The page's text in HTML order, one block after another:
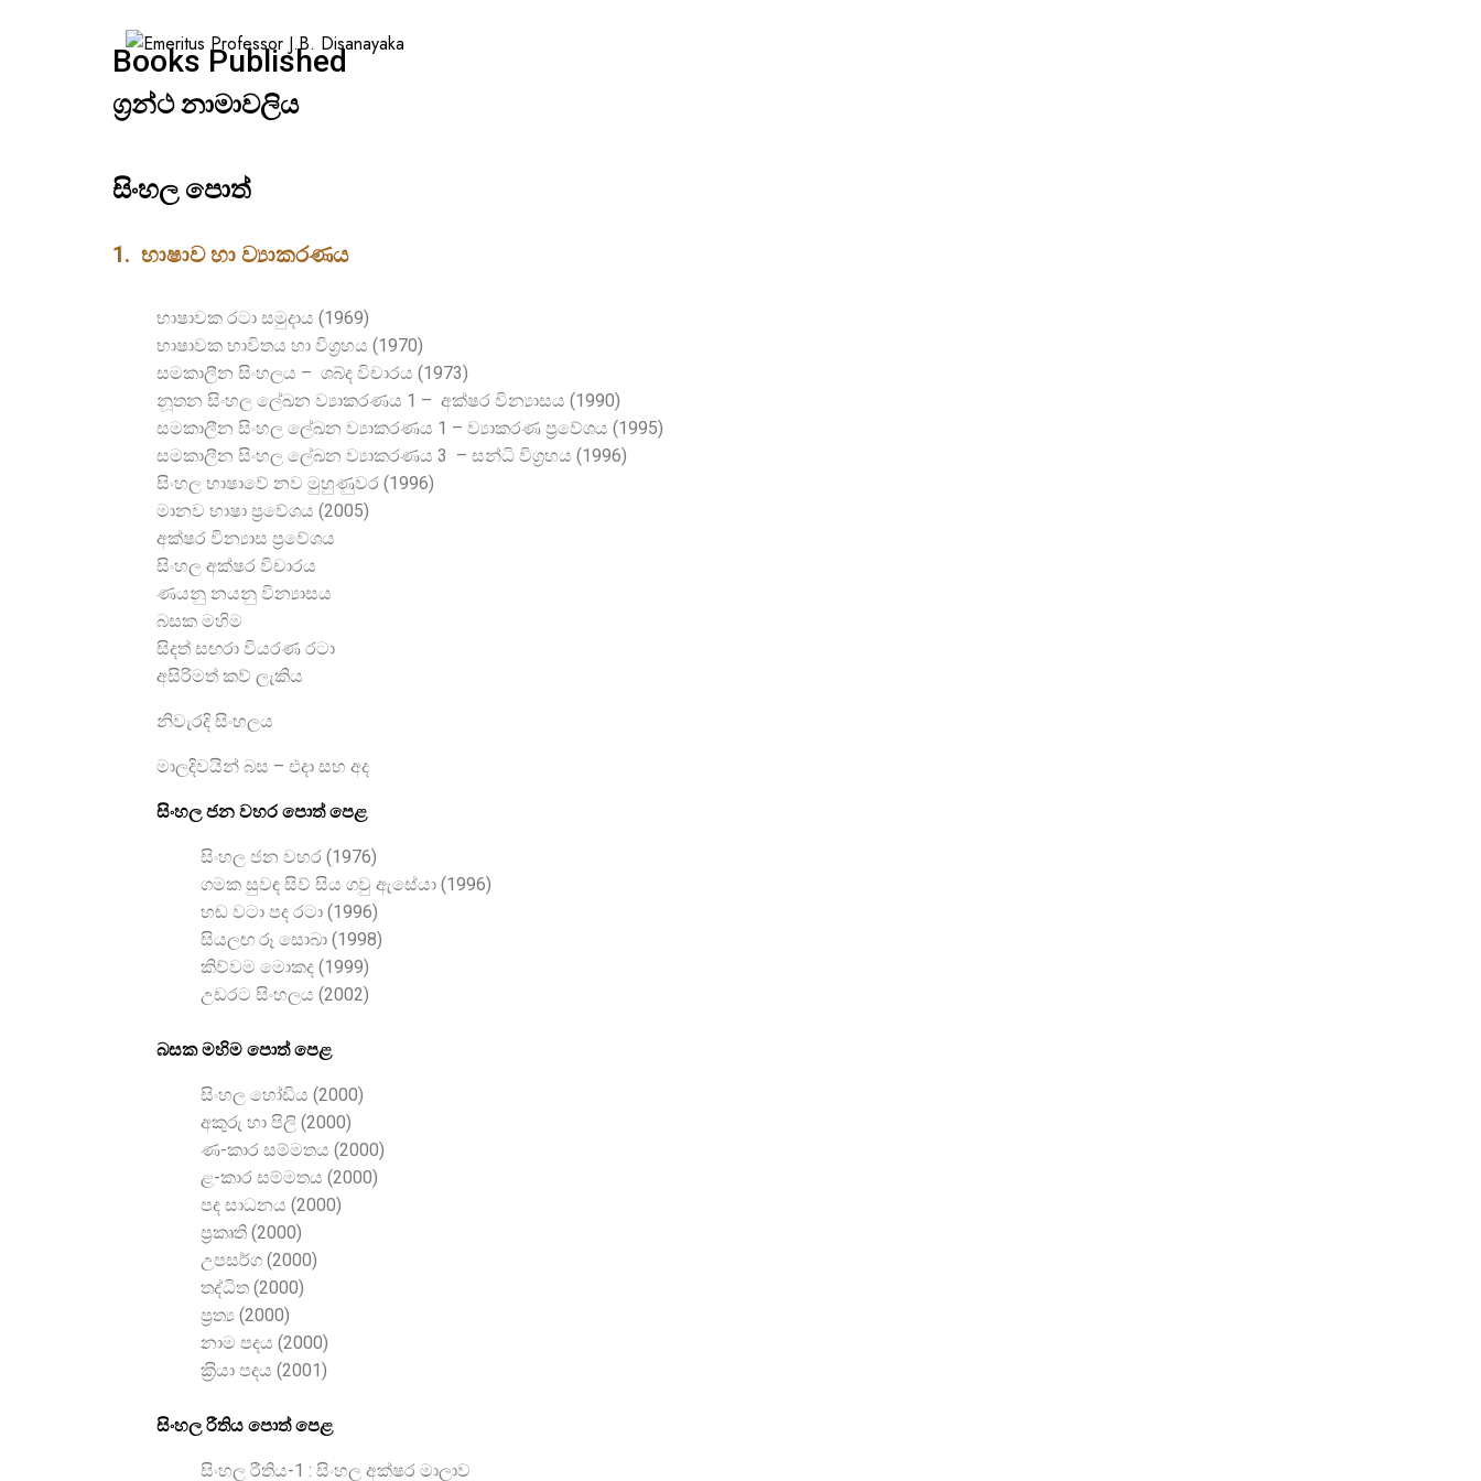
Books Published
ග්‍රන්ථ නාමාවලිය
සිංහල පොත්
1. භාෂාව හා ව්‍යාකරණය
භාෂාවක රටා සමුදාය (1969)
භාෂාවක භාවිතය හා විග‍්‍රහය (1970)
සමකාලීන සිංහලය – ශබ්ද විචාරය (1973)
නූතන සිංහල ලේඛන ව්‍යාකරණය 1 – අක්ෂර වින්‍යාසය (1990)
සමකාලීන සිංහල ලේඛන ව්‍යාකරණය 1 – ව්‍යාකරණ ප‍්‍රවේශය (1995)
සමකාලීන සිංහල ලේඛන ව්‍යාකරණය 3 – සන්ධි විග‍්‍රහය (1996)
සිංහල භාෂාවේ නව මුහුණුවර (1996)
මානව භාෂා ප‍්‍රවේශය (2005)
අක්ෂර වින්‍යාස ප‍්‍රවේශය
සිංහල අක්ෂර විචාරය
ණයනු නයනු වින්‍යාසය
බසක මහිම
සිදත් සඟරා වියරණ රටා
අසිරිමත් කව් ලැකිය
නිවැරදි සිංහලය
මාලදිවයින් බස – එදා සහ අද
සිංහල ජන වහර පොත් පෙළ
සිංහල ජන වහර (1976)
ගමක සුවඳ සිව් සිය ගවු ඇසේයා (1996)
හඬ වටා පද රටා (1996)
සියලඟ රූ සොබා (1998)
කිව්වම මොකද (1999)
උඩරට සිංහලය (2002)
බසක මහිම පොත් පෙළ
සිංහල හෝඩිය (2000)
අකුරු හා පිලි (2000)
ණ-කාර සම්මතය (2000)
ළ-කාර සම්මතය (2000)
පද සාධනය (2000)
ප‍්‍රකෘති (2000)
උපසර්ග (2000)
තද්ධිත (2000)
ප‍්‍රත්‍ය (2000)
නාම පදය (2000)
ක‍්‍රියා පදය (2001)
සිංහල රීතිය පොත් පෙළ
සිංහල රීතිය-1 : සිංහල අක්ෂර මාලාව